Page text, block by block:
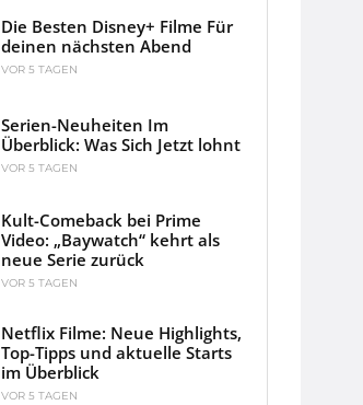
Die Besten Disney+ Filme Für
deinen nächsten Abend
VOR 5 TAGEN
Serien-Neuheiten Im
Überblick: Was Sich Jetzt lohnt
VOR 5 TAGEN
Kult-Comeback bei Prime
Video: „Baywatch“ kehrt als
neue Serie zurück
VOR 5 TAGEN
Netflix Filme: Neue Highlights,
Top-Tipps und aktuelle Starts
im Überblick
VOR 5 TAGEN